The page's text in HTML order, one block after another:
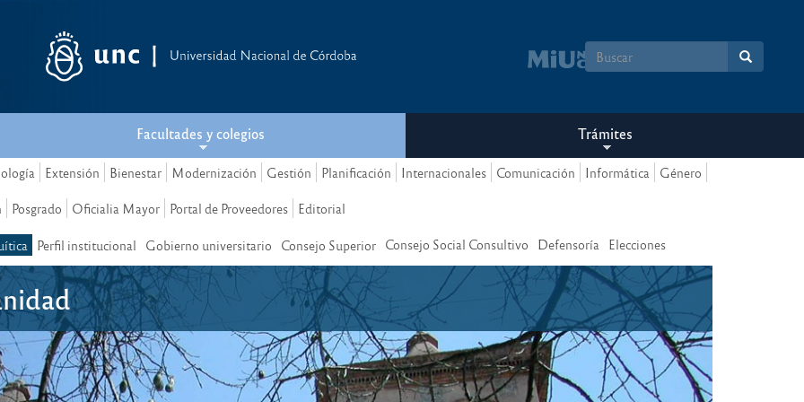
Formulario
búsqueda
Facultades y colegios Trámites
Extensión Bienestar Modernización Gestión Planificación Internacionales Comunicación Informática Género
Posgrado Oficialia Mayor Portal de Proveedores Editorial
Perfil institucional Gobierno universitario Consejo Superior Consejo Social Consultivo Defensoría Elecciones